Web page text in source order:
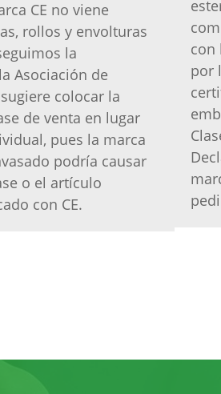
CE no viene
rollos y envolturas
la
Asociación de
colocar la
de venta en lugar
pues la marca
podría causar
o el artículo
con CE.
con
por